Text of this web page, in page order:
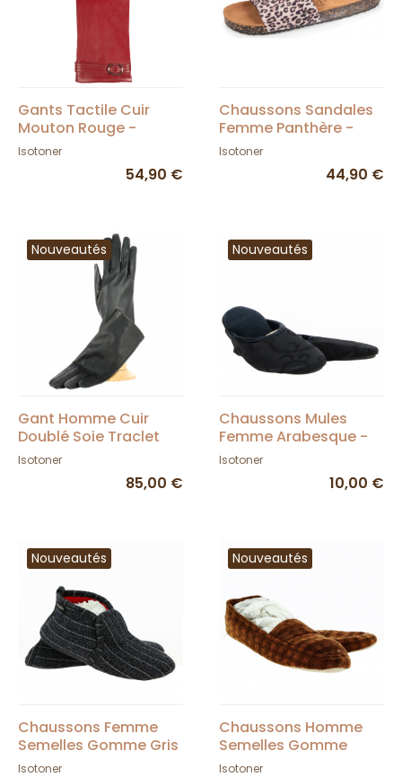
Gants Tactile Cuir
Mouton Rouge -
Isotoner
Isotoner
54,90 €
Chaussons Sandales
Femme Panthère -
Isotoner
Isotoner
44,90 €
Nouveautés
Gant Homme Cuir
Doublé Soie Traclet
Isotoner
85,00 €
Nouveautés
Chaussons Mules
Femme Arabesque -
Isotoner
Isotoner
10,00 €
Nouveautés
Chaussons Femme
Semelles Gomme Gris
- Isotoner
Isotoner
Nouveautés
Chaussons Homme
Semelles Gomme
Marron - Isotoner
Isotoner